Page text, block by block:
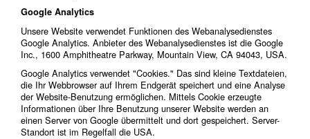
Google Analytics
Unsere Website verwendet Funktionen des Webanalysedienstes
Google Analytics. Anbieter des Webanalysedienstes ist die Google
Inc., 1600 Amphitheatre Parkway, Mountain View, CA 94043, USA.
Google Analytics verwendet "Cookies." Das sind kleine Textdateien,
die Ihr Webbrowser auf Ihrem Endgerät speichert und eine Analyse
der Website-Benutzung ermöglichen. Mittels Cookie erzeugte
Informationen über Ihre Benutzung unserer Website werden an
einen Server von Google übermittelt und dort gespeichert. Server-
Standort ist im Regelfall die USA.